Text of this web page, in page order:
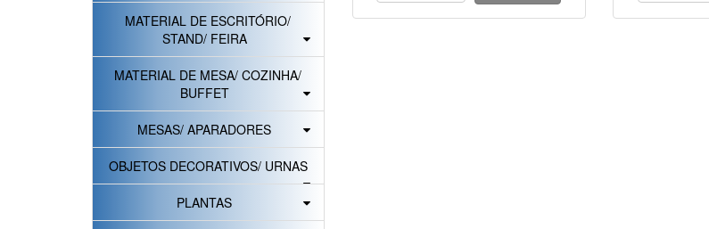
MATERIAL DE ESCRITÓRIO/
STAND/ FEIRA
MATERIAL DE MESA/ COZINHA/
BUFFET
MESAS/ APARADORES
OBJETOS DECORATIVOS/ URNAS
PLANTAS